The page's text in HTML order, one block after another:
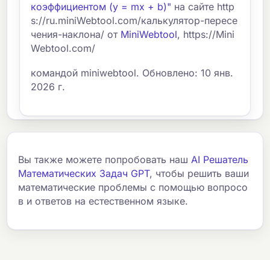
коэффициентом (y = mx + b)" на сайте http
s://ru.miniWebtool.com/калькулятор-пересе
чения-наклона/ от MiniWebtool, https://Mini
Webtool.com/
командой miniwebtool. Обновлено: 10 янв.
2026 г.
Вы также можете попробовать наш AI Решатель
Математических Задач GPT, чтобы решить ваши
математические проблемы с помощью вопросо
в и ответов на естественном языке.